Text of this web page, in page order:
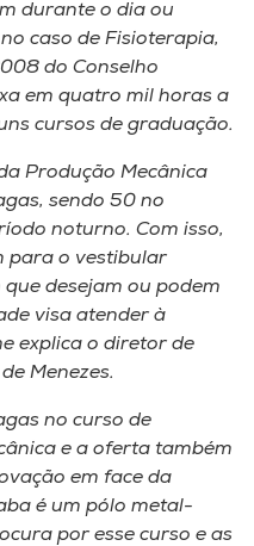
durante o dia ou
caso de Fisioterapia,
do Conselho
em quatro mil horas a
cursos de graduação.
Produção Mecânica
sendo 50 no
noturno. Com isso,
para o vestibular
desejam ou podem
visa atender à
explica o diretor de
Menezes.
no curso de
e a oferta também
em face da
é um pólo metal-
por esse curso e as